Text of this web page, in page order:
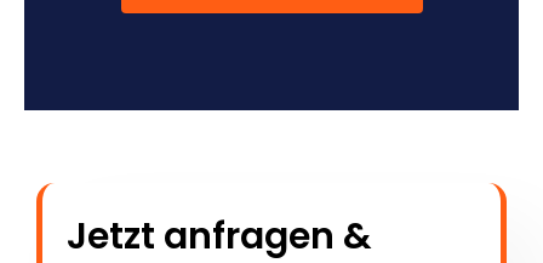
Jetzt anfragen &